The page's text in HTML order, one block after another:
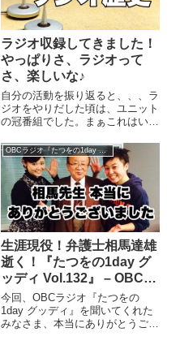
ラジオ収録してきました！
やっぱりさ、ラジオって
さ、楽しいな♪
自分の活動を振り返ると、、、ラ
ジオをやりだした頃は、ユニット
の冠番組でした。まぁこれはいわ
ども、、、それから帯でラジオを
やった頃もありました。音楽のカ
ウントダウン番組で、お便りとラ
ンキングと、楽しかったな
ぁ〜。...
OBCラジオ『たつをの1day グッディ』
生涯現役！弁護士相馬達雄
逝く！『たつをの1day グ
ッディ Vol.132』 – OBCラ
ジオ大阪
今回、OBCラジオ『たつをの
1day グッディ』を聞いてくれた
みなさま、本当にありがとうござ